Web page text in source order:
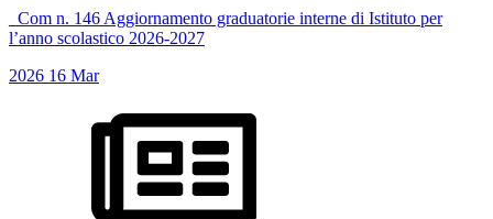
_Com n. 146 Aggiornamento graduatorie interne di Istituto per
l’anno scolastico 2026-2027
2026 16 Mar